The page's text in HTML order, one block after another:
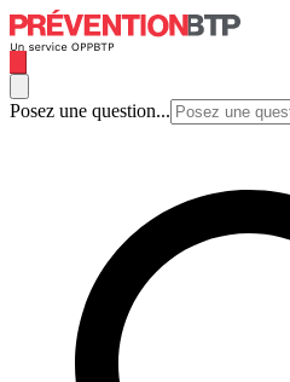
Posez une question...